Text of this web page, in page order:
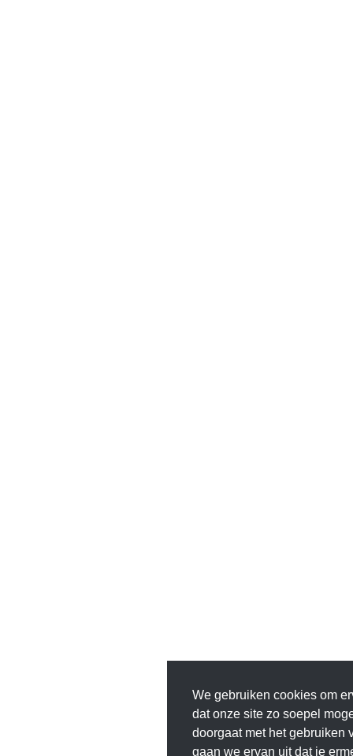
We gebruiken cookies om
dat onze site zo soepel
doorgaat met het gebruiken
gaan we ervan uit dat je